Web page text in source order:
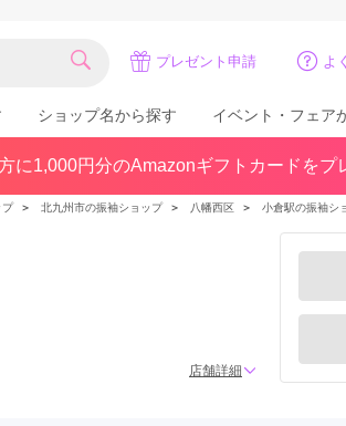
プレゼント申請 よ
千葉県(183)
ショップ名から探す イベント・フェア
に1,000円分のAmazonギフトカードをプ
プ ＞ 北九州市の振袖ショップ ＞ 八幡西区 ＞ 小倉駅の振袖シ
店舗詳細